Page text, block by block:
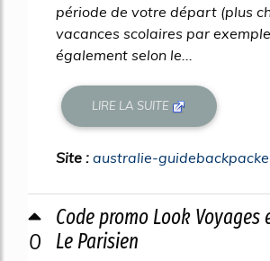
période de votre départ (plus
vacances scolaires par
également selon le...
LIRE LA SUITE
Site : australie-
0
Code promo Look Voyages
Le Parisien